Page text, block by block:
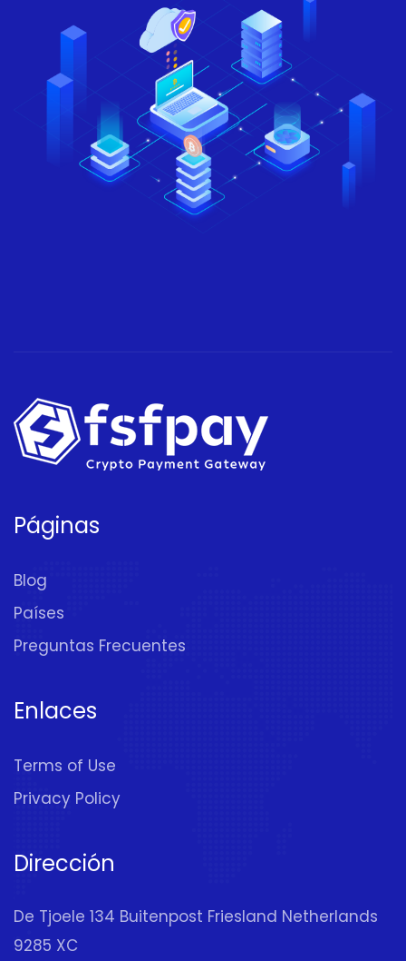
Páginas
Blog
Países
Preguntas Frecuentes
Enlaces
Terms of Use
Privacy Policy
Dirección
De Tjoele 134 Buitenpost Friesland Netherlands
9285 XC